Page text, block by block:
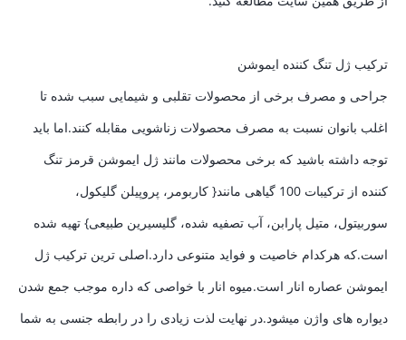
ترکیب ژل تنگ کننده ایموشن
جراحی و مصرف برخی از محصولات تقلبی و شیمایی سبب شده تا
اغلب بانوان نسبت به مصرف محصولات زناشویی مقابله کنند.اما باید
توجه داشته باشید که برخی محصولات مانند ژل ایموشن قرمز تنگ
کننده از ترکیبات 100 گیاهی مانند{ کاربومر، پروپیلن گلیکول،
سوربیتول، متیل پارابن، آب تصفیه شده، گلیسیرین طبیعی} تهیه شده
است.که هرکدام خاصیت و فواید متنوعی دارد.اصلی ترین ترکیب ژل
ایموشن عصاره انار است.میوه انار با خواصی که داره موجب جمع شدن
دیواره های واژن میشود.در نهایت لذت زیادی را در رابطه جنسی به شما